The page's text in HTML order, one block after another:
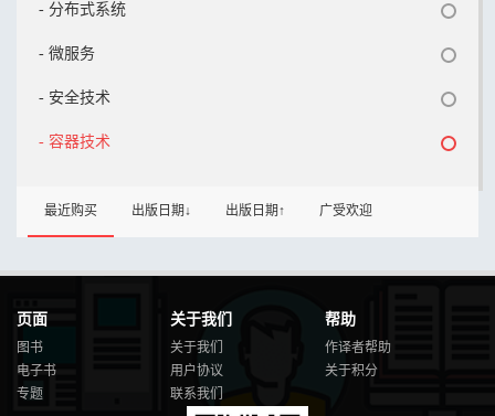
- 分布式系统
- 微服务
- 安全技术
- 容器技术
最近购买 出版日期↓ 出版日期↑ 广受欢迎
页面
图书
电子书
专题
关于我们
关于我们
用户协议
联系我们
帮助
作译者帮助
关于积分